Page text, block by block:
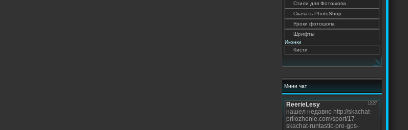
Стили для Фотошопа
Скачать PhotoShop
Уроки фотошопа
Шрифты
Иконки
Кисти
Мини чат